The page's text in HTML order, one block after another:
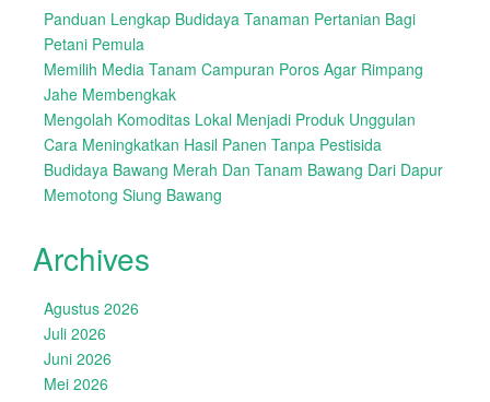
Panduan Lengkap Budidaya Tanaman Pertanian Bagi
Petani Pemula
Memilih Media Tanam Campuran Poros Agar Rimpang
Jahe Membengkak
Mengolah Komoditas Lokal Menjadi Produk Unggulan
Cara Meningkatkan Hasil Panen Tanpa Pestisida
Budidaya Bawang Merah Dan Tanam Bawang Dari Dapur
Memotong Siung Bawang
Archives
Agustus 2026
Juli 2026
Juni 2026
Mei 2026